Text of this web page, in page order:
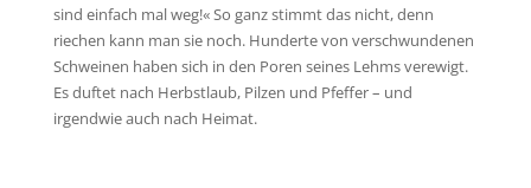
sind einfach mal weg!« So ganz stimmt das nicht, denn
riechen kann man sie noch. Hunderte von verschwundenen
Schweinen haben sich in den Poren seines Lehms verewigt.
Es duftet nach Herbstlaub, Pilzen und Pfeffer – und
irgendwie auch nach Heimat.